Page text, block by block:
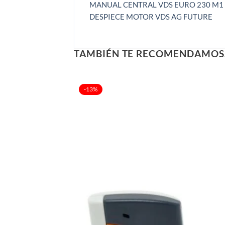
MANUAL CENTRAL VDS EURO 230 M1
DESPIECE MOTOR VDS AG FUTURE
TAMBIÉN TE
-13%